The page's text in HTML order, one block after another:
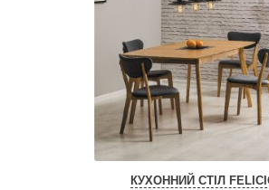
КУХОННИЙ СТІЛ